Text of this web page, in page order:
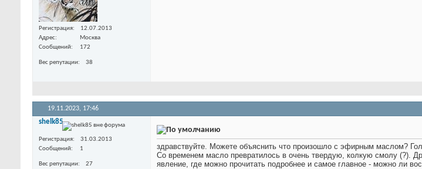
Регистрация
12.07.2013
Адрес
Москва
Сообщений
172
Вес репутации 38
19.11.2023, 17:46
shelk85
Регистрация
31.03.2013
Сообщений
1
Вес репутации 27
здравствуйте. Можете объяснить что произошло с эфирным маслом?
Со временем масло превратилось в очень твердую, колкую смолу (?).
явление, где можно прочитать подробнее и самое главное - можно ли